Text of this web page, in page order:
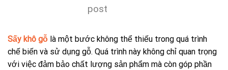
post
Sấy khô gỗ là một bước không thể thiếu trong quá trình
chế biến và sử dụng gỗ. Quá trình này không chỉ quan trọng
với việc đảm bảo chất lượng sản phẩm mà còn góp phần